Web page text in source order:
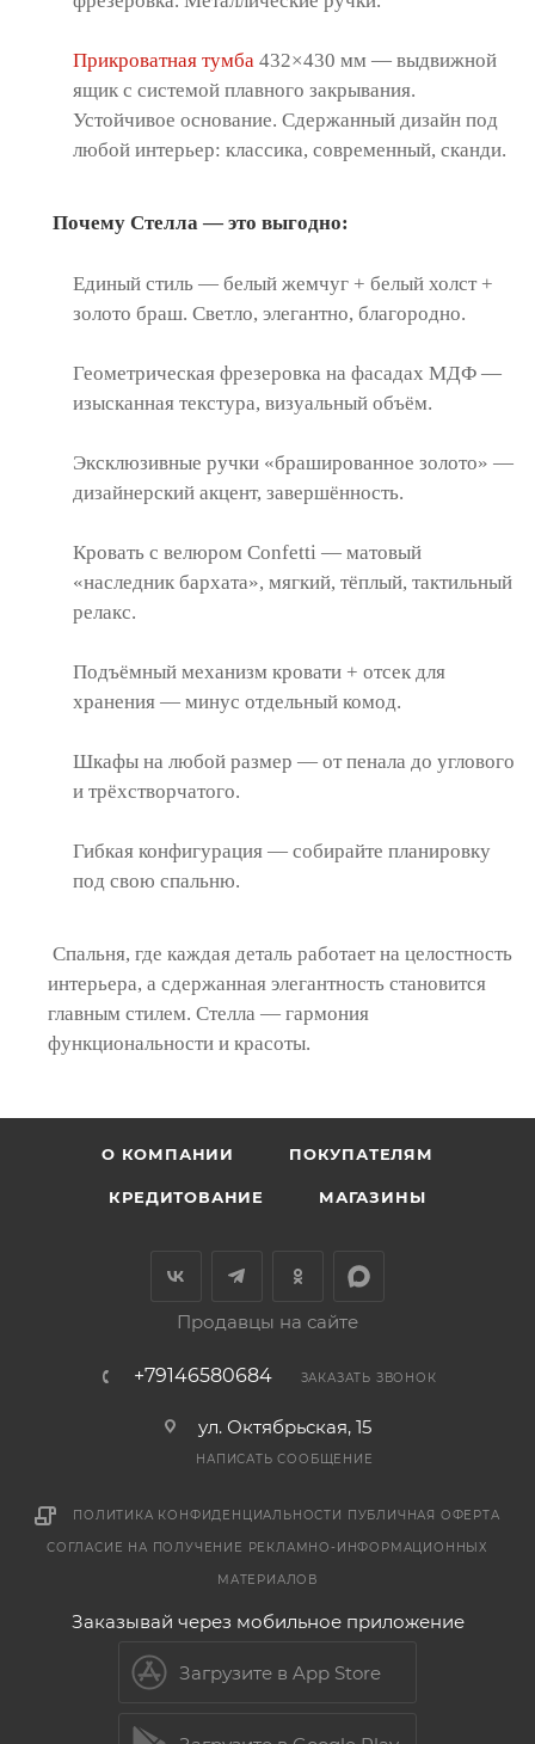
Прикроватная тумба 432×430 мм — выдвижной
ящик с системой плавного закрывания.
Устойчивое основание. Сдержанный дизайн под
любой интерьер: классика, современный, сканди.
Почему Стелла — это выгодно:
Единый стиль — белый жемчуг + белый холст +
золото браш. Светло, элегантно, благородно.
Геометрическая фрезеровка на фасадах МДФ —
изысканная текстура, визуальный объём.
Эксклюзивные ручки «брашированное золото» —
дизайнерский акцент, завершённость.
Кровать с велюром Confetti — матовый
«наследник бархата», мягкий, тёплый, тактильный
релакс.
Подъёмный механизм кровати + отсек для
хранения — минус отдельный комод.
Шкафы на любой размер — от пенала до углового
и трёхстворчатого.
Гибкая конфигурация — собирайте планировку
под свою спальню.
Спальня, где каждая деталь работает на целостность
интерьера, а сдержанная элегантность становится
главным стилем. Стелла — гармония
функциональности и красоты.
О КОМПАНИИ ПОКУПАТЕЛЯМ
КРЕДИТОВАНИЕ МАГАЗИНЫ
Продавцы на сайте
+79146580684 ЗАКАЗАТЬ ЗВОНОК
ул. Октябрьская, 15
НАПИСАТЬ СООБЩЕНИЕ
ПОЛИТИКА КОНФИДЕНЦИАЛЬНОСТИ ПУБЛИЧНАЯ ОФЕРТА
СОГЛАСИЕ НА ПОЛУЧЕНИЕ РЕКЛАМНО-ИНФОРМАЦИОННЫХ
МАТЕРИАЛОВ
Заказывай через мобильное приложение
Загрузите в App Store